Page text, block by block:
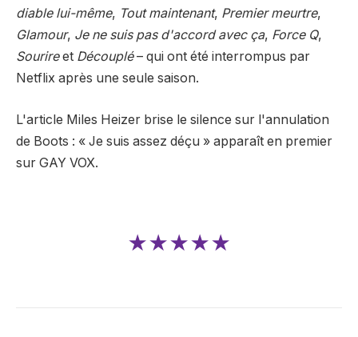
diable lui-même, Tout maintenant, Premier meurtre,
Glamour, Je ne suis pas d'accord avec ça, Force Q,
Sourireet Découplé– qui ont été interrompus par
Netflix après une seule saison.
L'article Miles Heizer brise le silence sur l'annulation
de Boots : « Je suis assez déçu » apparaît en premier
sur GAY VOX.
★★★★★